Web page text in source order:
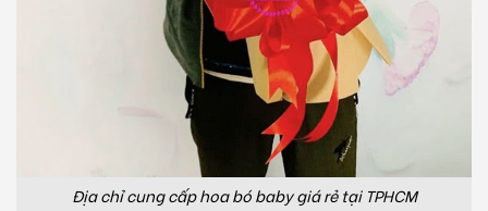
Địa chỉ cung cấp hoa bó baby giá rẻ tại TPHCM